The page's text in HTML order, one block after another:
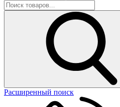
Расширенный поиск